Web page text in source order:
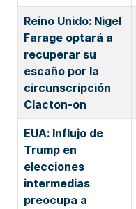
Reino Unido: Nigel
Farage optará a
recuperar su
escaño por la
circunscripción
Clacton-on
EUA: Influjo de
Trump en
elecciones
intermedias
preocupa a